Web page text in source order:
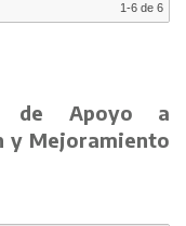
1-6 de 6
de Apoyo a
y Mejoramiento